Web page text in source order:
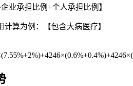
业承担比例+个人承担比例】
算为例：【包含大病医疗】